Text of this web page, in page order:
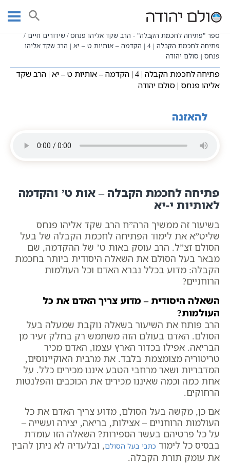
content
עמוד ראשי שיעורי וידאו
פתיחה לחכמת הקבלה
ספר "פתיחה לחכמת הקבלה" - הרב שקד אליהו פנחס
שידורים חיים
פתיחה לחכמת הקבלה | 4 | הקדמה – אותיות ט – יא | הרב שקד אליהו
פנחס | סולם יהודה
פתיחה לחכמת הקבלה | 4 | הקדמה – אותיות ט – יא | הרב שקד
אליהו פנחס | סולם יהודה
להאזנה
פתיחה לחכמת הקבלה – אות ט’ והקדמה
לאותיות י-יא
בשיעור זה ממשיך הרה”ח הרב שקד אליהו פנחס
שליט”א את לימוד הפתיחה לחכמת הקבלה של בעל
הסולם זצ”ל. הרב עוסק באות ט’ של ההקדמה, שם
מבאר בעל הסולם את השאלה היסודית ביותר בחכמת
הקבלה: מדוע בכלל נברא האדם וכל העולמות
הרוחניים?
השאלה היסודית – מדוע צריך האדם את כל
העולמות?
הרב פותח את השיעור בשאלה נוקבת שמעלה בעל
הסולם. האדם בעולם הזה משתמש רק בחלק זעיר מן
הבריאה. אפילו בכדור הארץ עצמו, האדם מכיר
טריטוריה מצומצמת בלבד. את מרבית האוקיינוסים,
המדבריות ושאר מרחבי הטבע איננו מכירים כלל. על
אחת כמה וכמה שאיננו מכירים את הכוכבים והפלנטות
הרחוקים.
אם כן, מקשה בעל הסולם, מדוע צריך האדם את כל
העולמות הרוחניים – אצילות, בריאה, יצירה ועשייה –
על כל פרטיהם בעשר הספירות? השאלה הזו עומדת
בבסיס כל לימוד כתבי בעל הסולם, ובלעדיה לא ניתן להבין
את עומק תורת הקבלה.